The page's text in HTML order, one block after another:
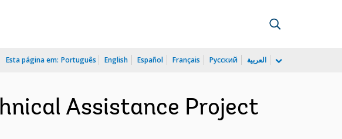
Esta página em: Português English Español Français Русский العربية
Assistance Project